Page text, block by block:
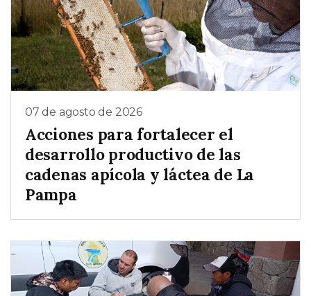
07 de agosto de 2026
Acciones para fortalecer el
desarrollo productivo de las
cadenas apícola y láctea de La
Pampa